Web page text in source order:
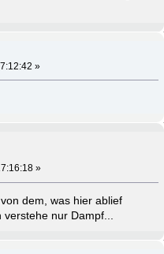
»
»
dem, was hier ablief
verstehe nur Dampf...